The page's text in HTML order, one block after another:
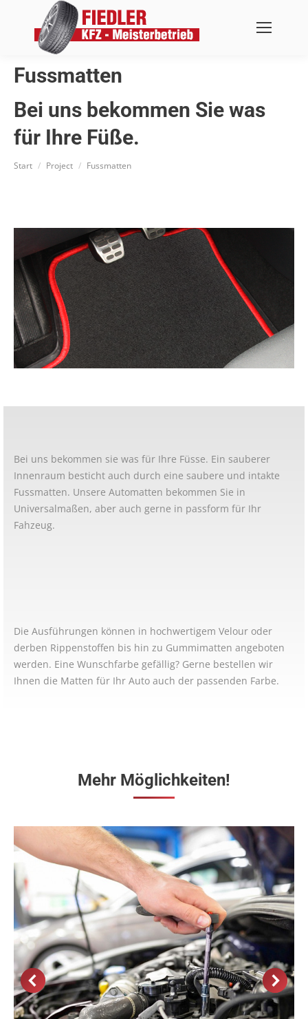
Fussmatten
Bei uns bekommen Sie was
für Ihre Füße.
Sie befinden sich hier:
Start Project Fussmatten
Bei uns bekommen sie was für Ihre Füsse. Ein sauberer
Innenraum besticht auch durch eine saubere und intakte
Fussmatten. Unsere Automatten bekommen Sie in
Universalmaßen, aber auch gerne in passform für Ihr
Fahzeug.
Die Ausführungen können in hochwertigem Velour oder
derben Rippenstoffen bis hin zu Gummimatten angeboten
werden. Eine Wunschfarbe gefällig? Gerne bestellen wir
Ihnen die Matten für Ihr Auto auch der passenden Farbe.
Mehr Möglichkeiten!